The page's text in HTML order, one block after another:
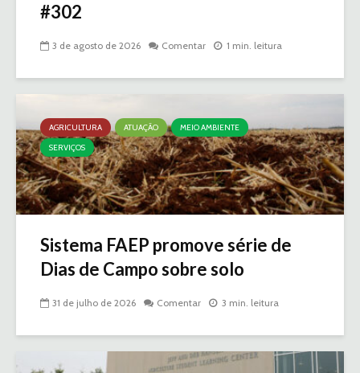
#302
3 de agosto de 2026 Comentar 1 min. leitura
AGRICULTURA ATUAÇÃO
MEIO AMBIENTE
SERVIÇOS
Sistema FAEP promove série de
Dias de Campo sobre solo
31 de julho de 2026 Comentar 3 min. leitura